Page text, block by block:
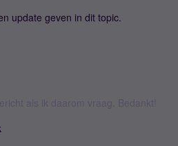
update geven in dit topic.